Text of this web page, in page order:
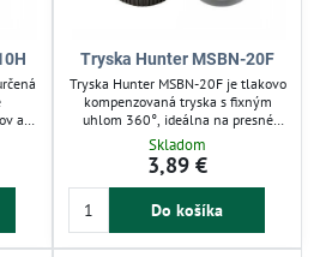
a
Tryska Hunter MSBN-20F
Tryska Hunter MSBN-20F je tlakovo
kompenzovaná tryska s fixným
uhlom 360°, ideálna na presné
zavlažovanie stromov, kríkov a
črepníkov. Zabezpečuje rovnomerný
prietok vody s nízkou spotrebou,
veľké kvapky odolné voči vetru
minimalizujú straty vody. Vhodná
vonkajším závitom, jednoduchá
Skladom
3,89 €
Do košíka